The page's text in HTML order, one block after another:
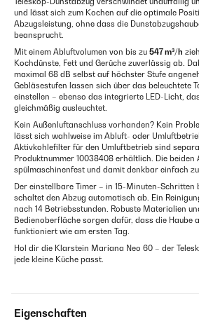
und lässt sich zum Kochen auf die optimale
Abzugsleistung, ohne dass die
beansprucht.
Mit einem Abluftvolumen von bis zu 547 m³/h
Kochdünste, Fett und Gerüche zuverlässig ab.
maximal 68 dB selbst auf höchster Stufe
Gebläsestufen lassen sich über das beleuchtete
einstellen – ebenso das integrierte LED-Licht,
gleichmäßig ausleuchtet.
Kein Außenluftanschluss vorhanden? Kein
lässt sich wahlweise im Abluft- oder
Aktivkohlefilter für den Umluftbetrieb sind
Produktnummer 10038408 erhältlich. Die
spülmaschinenfest und damit denkbar einfach
Der einstellbare Timer – in 15-Minuten-Schritten
schaltet den Abzug automatisch ab. Ein
nach 14 Betriebsstunden. Robuste Materialien
Bedienoberfläche sorgen dafür, dass die Haube
funktioniert wie am ersten Tag.
Hol dir die Klarstein Mariana Neo 60 – der
jede kleine Küche passt.
Eigenschaften